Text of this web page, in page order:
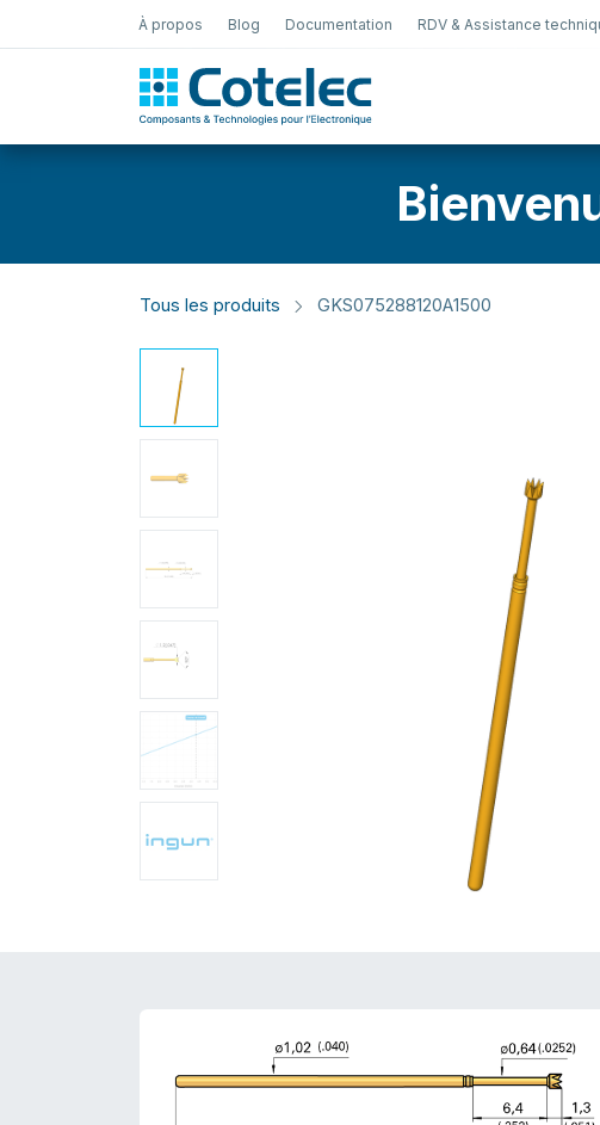
À propos Blog Documentation RDV & Assistance
Tous les produits GKS075288120A1500